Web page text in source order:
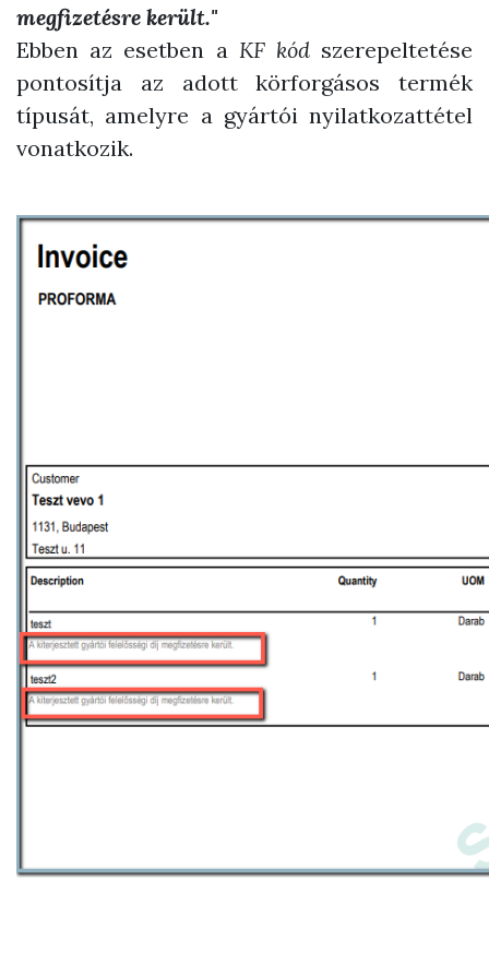
megfizetésre került."
Ebben az esetben a KF kód szerepeltetése
pontosítja az adott körforgásos termék
típusát, amelyre a gyártói nyilatkozattétel
vonatkozik.